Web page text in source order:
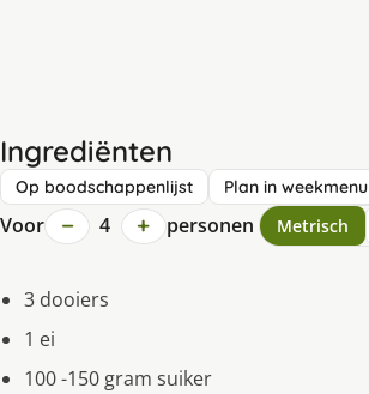
Ingrediënten
Op boodschappenlijst Plan in weekmenu
Voor − 4 + personen Metrisch
3 dooiers
1 ei
100 -150 gram suiker